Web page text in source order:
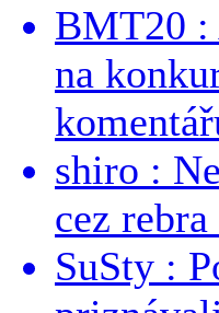
BMT20 :
na
shiro :
cez
SuSty :